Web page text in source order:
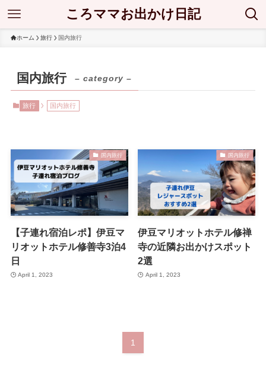
ころママお出かけ日記
ホーム 旅行 国内旅行
国内旅行 – category –
旅行 国内旅行
国内旅行
【子連れ宿泊レポ】伊豆マ
リオットホテル修善寺3泊4
日
April 1, 2023
国内旅行
伊豆マリオットホテル修禅
寺の近隣お出かけスポット
2選
April 1, 2023
1